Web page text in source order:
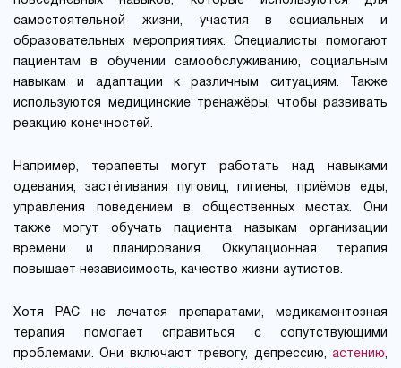
самостоятельной жизни, участия в социальных и
образовательных мероприятиях. Специалисты помогают
пациентам в обучении самообслуживанию, социальным
навыкам и адаптации к различным ситуациям. Также
используются медицинские тренажёры, чтобы развивать
реакцию конечностей.
Например, терапевты могут работать над навыками
одевания, застёгивания пуговиц, гигиены, приёмов еды,
управления поведением в общественных местах. Они
также могут обучать пациента навыкам организации
времени и планирования. Оккупационная терапия
повышает независимость, качество жизни аутистов.
Хотя РАС не лечатся препаратами, медикаментозная
терапия помогает справиться с сопутствующими
проблемами. Они включают тревогу, депрессию, астению,